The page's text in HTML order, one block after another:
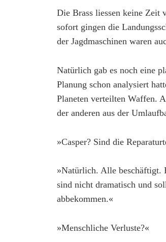
Die Brass liessen keine Zeit
sofort gingen die
der Jagdmaschinen waren
Natürlich gab es noch eine
Planung schon analysiert
Planeten verteilten Waffen.
der anderen aus der
»Casper? Sind die
»Natürlich. Alle beschäftigt.
sind nicht dramatisch und
abbekommen.«
»Menschliche Verluste?«